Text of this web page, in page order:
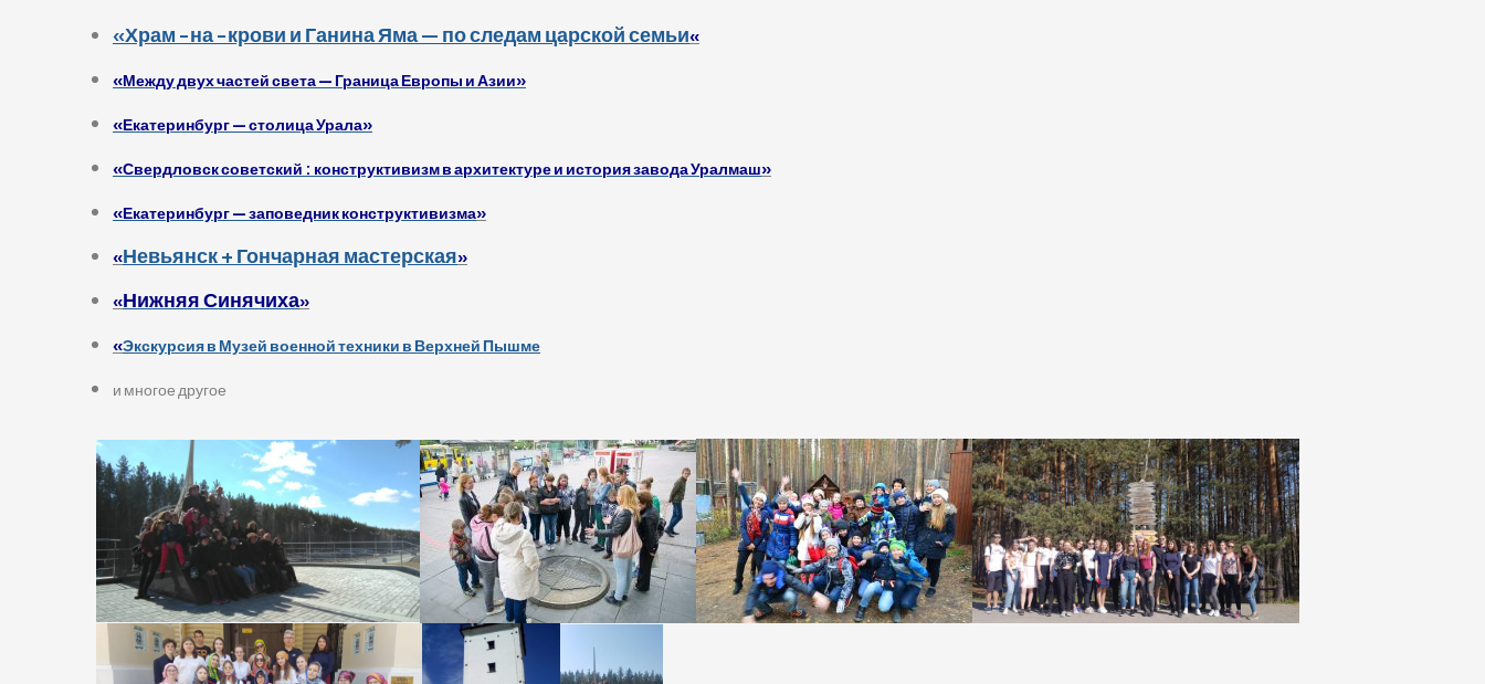
«Храм -на -крови и Ганина Яма — по следам царской семьи«
«Между двух частей света — Граница Европы и Азии»
«Екатеринбург — столица Урала»
«Свердловск советский : конструктивизм в архитектуре и история завода Уралмаш»
«Екатеринбург — заповедник конструктивизма»
«Невьянск + Гончарная мастерская»
«Нижняя Синячиха»
«Экскурсия в Музей военной техники в Верхней Пышме
и многое другое